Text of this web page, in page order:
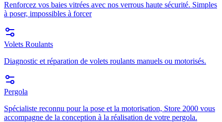
Renforcez vos baies vitrées avec nos verrous haute sécurité. Simples
à poser, impossibles à forcer
Volets Roulants
Diagnostic et réparation de volets roulants manuels ou motorisés.
Pergola
Spécialiste reconnu pour la pose et la motorisation, Store 2000 vous
accompagne de la conception à la réalisation de votre pergola.